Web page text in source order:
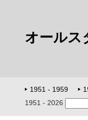
オールス
1951 - 1959
1951 - 2026